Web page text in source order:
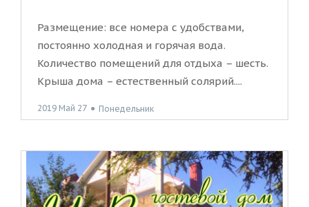
Размещение: все номера с удобствами,
постоянно холодная и горячая вода.
Количество помещений для отдыха – шесть.
Крыша дома – естественный солярий....
2019 Май 27 ● Понедельник